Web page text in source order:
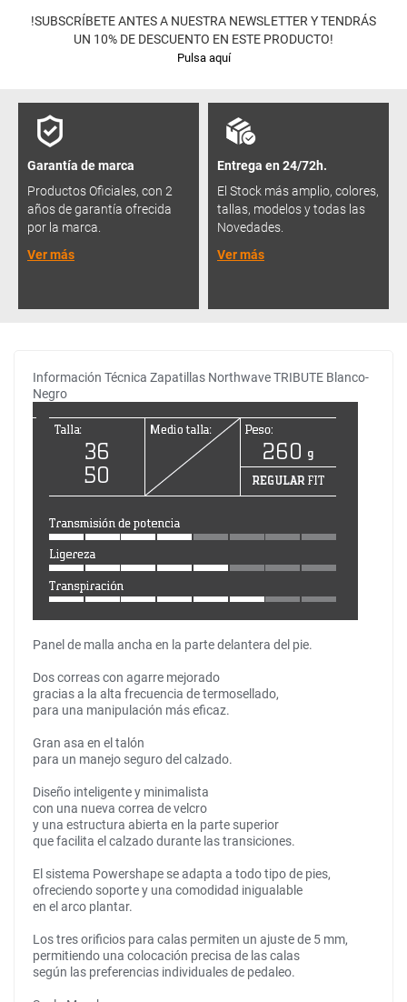
!SUBSCRÍBETE ANTES A NUESTRA NEWSLETTER Y TENDRÁS
UN 10% DE DESCUENTO EN ESTE PRODUCTO!
Pulsa aquí
Garantía de marca
Productos Oficiales, con 2
años de garantía ofrecida
por la marca.
Ver más
Entrega en 24/72h.
El Stock más amplio, colores,
tallas, modelos y todas las
Novedades.
Ver más
Información Técnica Zapatillas Northwave TRIBUTE Blanco-
Negro
Panel de malla ancha en la parte delantera del pie.
Dos correas con agarre mejorado
gracias a la alta frecuencia de termosellado,
para una manipulación más eficaz.
Gran asa en el talón
para un manejo seguro del calzado.
Diseño inteligente y minimalista
con una nueva correa de velcro
y una estructura abierta en la parte superior
que facilita el calzado durante las transiciones.
El sistema Powershape se adapta a todo tipo de pies,
ofreciendo soporte y una comodidad inigualable
en el arco plantar.
Los tres orificios para calas permiten un ajuste de 5 mm,
permitiendo una colocación precisa de las calas
según las preferencias individuales de pedaleo.